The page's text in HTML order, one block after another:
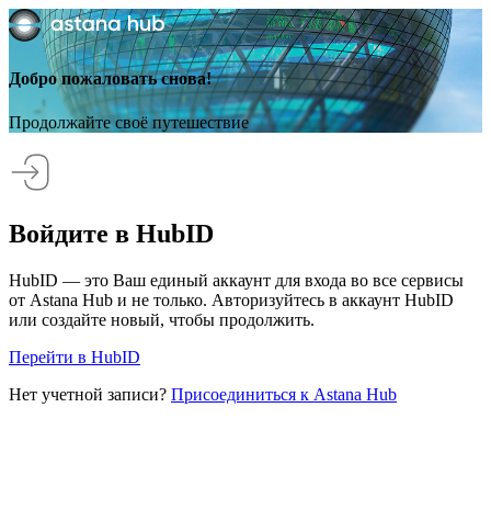
Добро пожаловать снова!
Продолжайте своё путешествие
Войдите в HubID
HubID — это Ваш единый аккаунт для входа во все сервисы
от Astana Hub и не только. Авторизуйтесь в аккаунт HubID
или создайте новый, чтобы продолжить.
Перейти в HubID
Нет учетной записи? Присоединиться к Astana Hub